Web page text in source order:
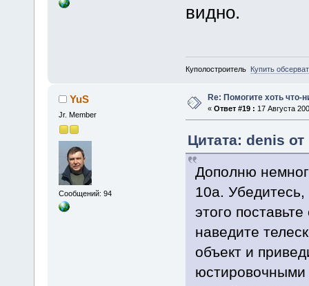
видно.
Куполостроитель Купить
YuS
Jr. Member
Сообщений: 94
Re: Помогите хоть что-
« Ответ #19 : 17 Августа
Цитата: denis от
Дополню
10а. Убедитесь,
этого
наведите
объект и
юстировочными